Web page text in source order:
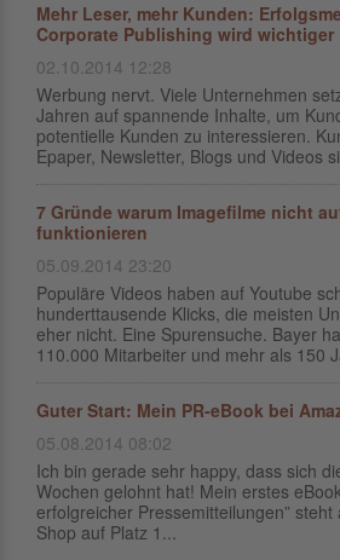
Mehr Leser, mehr Kunden:
Corporate Publishing wird wichtiger
02.10.2014 12:28
Werbung nervt. Viele Unternehmen
Jahren auf spannende Inhalte, um
potentielle Kunden zu interessieren.
Epaper, Newsletter, Blogs und Videos
7 Gründe warum Imagefilme nicht
funktionieren
05.09.2014 23:20
Populäre Videos haben auf Youtube
hunderttausende Klicks, die meisten
eher nicht. Eine Spurensuche. Bayer
110.000 Mitarbeiter und mehr als 150
Guter Start: Mein PR-eBook bei
05.08.2014 08:02
Ich bin gerade sehr happy, dass sich
Wochen gelohnt hat! Mein erstes
erfolgreicher Pressemitteilungen” steht
Shop auf Platz 1...